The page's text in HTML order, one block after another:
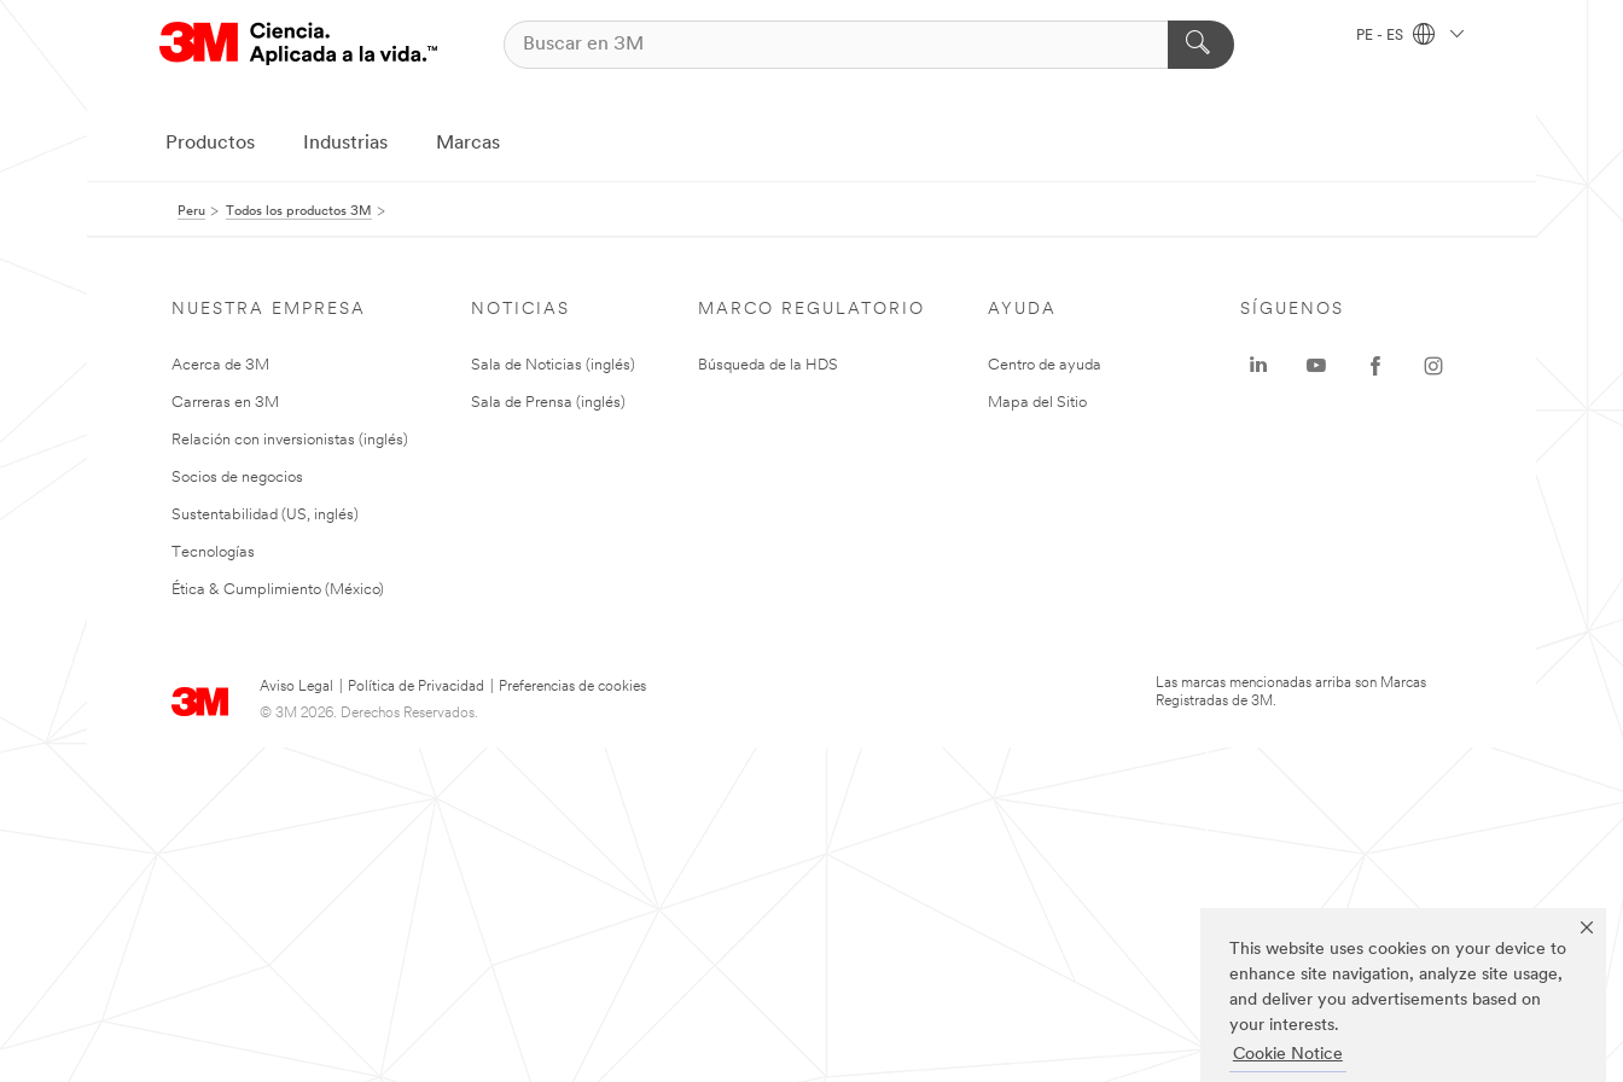
This website uses cookies on your device to
enhance site navigation, analyze site usage,
and deliver you advertisements based on
your interests.
Cookie Notice
PE - ES
Productos Industrias Marcas
Peru Todos los productos 3M
NUESTRA EMPRESA
Acerca de 3M
Carreras en 3M
Relación con inversionistas (inglés)
Socios de negocios
Sustentabilidad (US, inglés)
Tecnologías
Ética & Cumplimiento (México)
NOTICIAS
Sala de Noticias (inglés)
Sala de Prensa (inglés)
MARCO REGULATORIO
Búsqueda de la HDS
AYUDA
Centro de ayuda
Mapa del Sitio
Aviso Legal Política de Privacidad
Preferencias de cookies
© 3M 2026. Derechos Reservados.
SÍGUENOS
Las marcas mencionadas arriba son Marcas
Registradas de 3M.